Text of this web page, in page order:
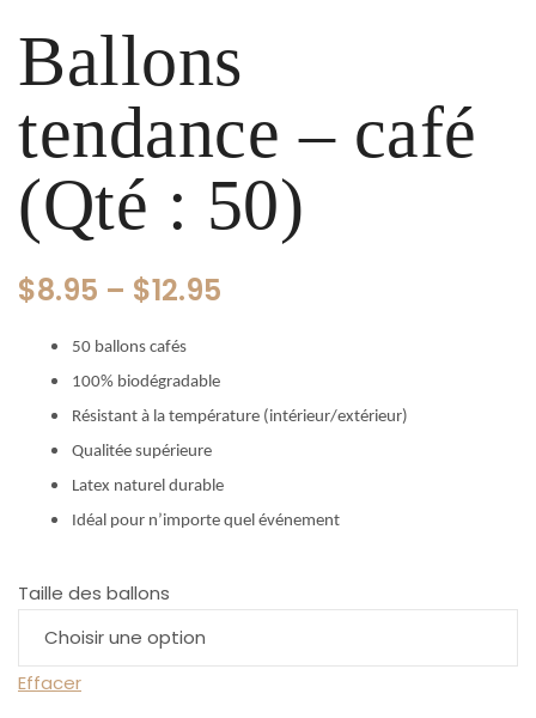
Ballons
tendance – café
(Qté : 50)
$8.95 – $12.95
50 ballons cafés
100% biodégradable
Résistant à la température (intérieur/extérieur)
Qualitée supérieure
Latex naturel durable
Idéal pour n’importe quel événement
Taille des ballons
Effacer